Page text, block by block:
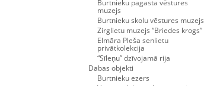
Burtnieku pagasta vēstures
muzejs
Burtnieku skolu vēstures muzejs
Zirglietu muzejs “Briedes krogs”
Elmāra Pleša senlietu
privātkolekcija
“Sīleņu” dzīvojamā rija
Dabas objekti
Burtnieku ezers